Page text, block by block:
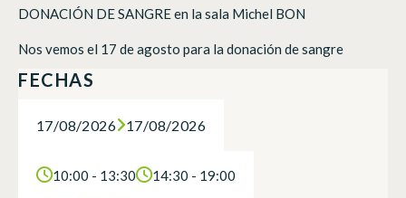
DONACIÓN DE SANGRE en la sala Michel BON
Nos vemos el 17 de agosto para la donación de sangre
FECHAS
17/08/2026 17/08/2026
10:00 - 13:30 14:30 - 19:00